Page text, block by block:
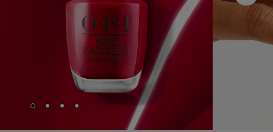
Skip to slide
Skip to slide
Skip to slide
Skip to slide 4